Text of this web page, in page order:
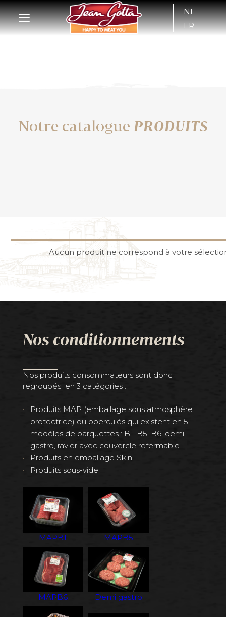
NL
FR
Notre catalogue PRODUITS
Aucun produit ne correspond à votre
Nos conditionnements
Nos produits consommateurs sont donc
regroupés en 3 catégories :
Produits MAP (emballage sous atmosphère
protectrice) ou operculés qui existent en 5
modèles de barquettes : B1, B5, B6, demi-
gastro, ravier avec couvercle refermable
Produits en emballage Skin
Produits sous-vide
MAPB1 MAPB5
MAPB6 Demi gastro